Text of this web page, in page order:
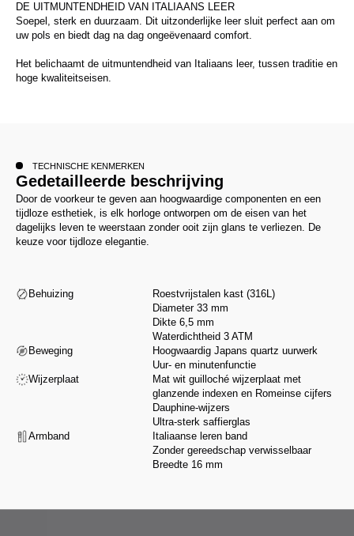
DE UITMUNTENDHEID VAN ITALIAANS LEER
Soepel, sterk en duurzaam. Dit uitzonderlijke leer sluit perfect aan om
uw pols en biedt dag na dag ongeëvenaard comfort.
Het belichaamt de uitmuntendheid van Italiaans leer, tussen traditie en
hoge kwaliteitseisen.
TECHNISCHE KENMERKEN
Gedetailleerde beschrijving
Door de voorkeur te geven aan hoogwaardige componenten en een
tijdloze esthetiek, is elk horloge ontworpen om de eisen van het
dagelijks leven te weerstaan zonder ooit zijn glans te verliezen. De
keuze voor tijdloze elegantie.
Behuizing
Roestvrijstalen kast (316L)
Diameter 33 mm
Dikte 6,5 mm
Waterdichtheid 3 ATM
Beweging
Hoogwaardig Japans quartz uurwerk
Uur- en minutenfunctie
Wijzerplaat
Mat wit guilloché wijzerplaat met
glanzende indexen en Romeinse cijfers
Dauphine-wijzers
Ultra-sterk saffierglas
Armband
Italiaanse leren band
Zonder gereedschap verwisselbaar
Breedte 16 mm